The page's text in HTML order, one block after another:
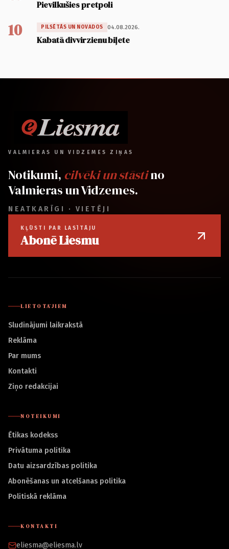
Pievilkušies pretpoli
10 PILSĒTĀS UN NOVADOS 04.08.2026.
Kabatā divvirzienu biļete
VALMIERAS UN VIDZEMES ZIŅAS
Notikumi, cilvēki un stāstino
Valmieras un Vidzemes.
NEATKARĪGI · VIETĒJI
KĻŪSTI PAR LASĪTĀJU
Abonē Liesmu
LIETOTĀJIEM
Sludinājumi laikrakstā
Reklāma
Par mums
Kontakti
Ziņo redakcijai
NOTEIKUMI
Ētikas kodekss
Privātuma politika
Datu aizsardzības politika
Abonēšanas un atcelšanas politika
Politiskā reklāma
KONTAKTI
eliesma@eliesma.lv